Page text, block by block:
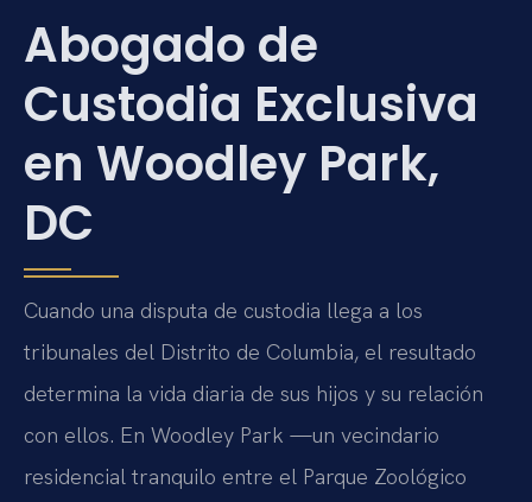
Abogado de
Custodia Exclusiva
en Woodley Park,
DC
Cuando una disputa de custodia llega a los
tribunales del Distrito de Columbia, el resultado
determina la vida diaria de sus hijos y su relación
con ellos. En Woodley Park —un vecindario
residencial tranquilo entre el Parque Zoológico